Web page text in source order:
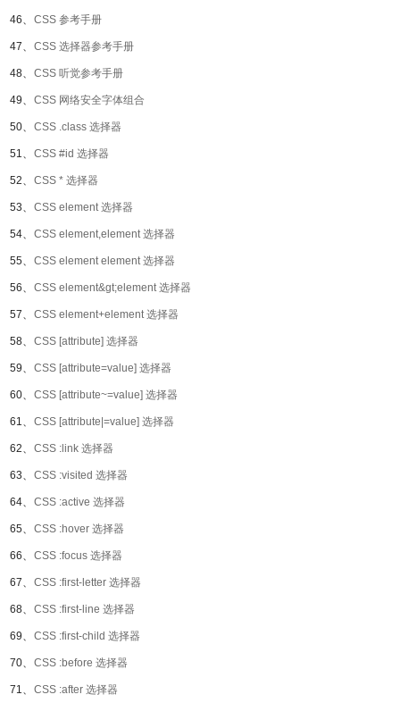
46、 CSS 参考手册
47、 CSS 选择器参考手册
48、 CSS 听觉参考手册
49、 CSS 网络安全字体组合
50、 CSS .class 选择器
51、 CSS #id 选择器
52、 CSS * 选择器
53、 CSS element 选择器
54、 CSS element,element 选择器
55、 CSS element element 选择器
56、 CSS element&gt;element 选择器
57、 CSS element+element 选择器
58、 CSS [attribute] 选择器
59、 CSS [attribute=value] 选择器
60、 CSS [attribute~=value] 选择器
61、 CSS [attribute|=value] 选择器
62、 CSS :link 选择器
63、 CSS :visited 选择器
64、 CSS :active 选择器
65、 CSS :hover 选择器
66、 CSS :focus 选择器
67、 CSS :first-letter 选择器
68、 CSS :first-line 选择器
69、 CSS :first-child 选择器
70、 CSS :before 选择器
71、 CSS :after 选择器